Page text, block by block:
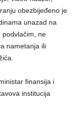
obezbijeđeno je
unazad na
podvlačim, ne
nametanja ili
finansija i
institucija